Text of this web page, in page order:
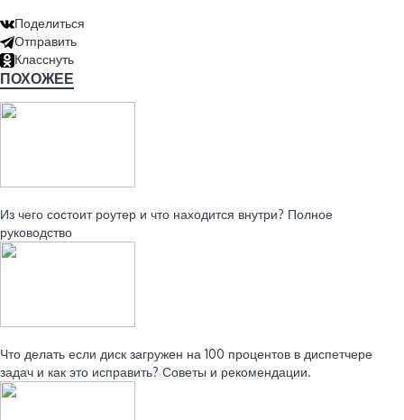
Поделиться
Отправить
Класснуть
ПОХОЖЕЕ
Из чего состоит роутер и что находится внутри? Полное
руководство
Что делать если диск загружен на 100 процентов в диспетчере
задач и как это исправить? Советы и рекомендации.